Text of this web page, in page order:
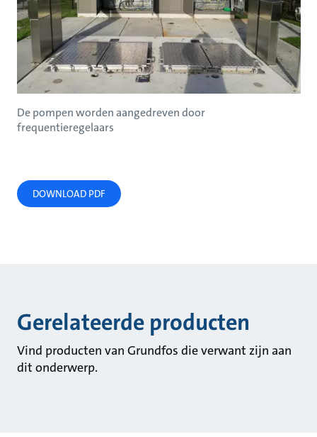
De pompen worden aangedreven door
frequentieregelaars
DOWNLOAD PDF
Gerelateerde producten
Vind producten van Grundfos die verwant zijn aan
dit onderwerp.